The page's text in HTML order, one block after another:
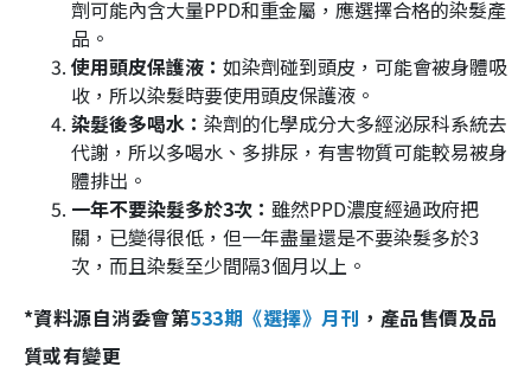
劑可能內含大量PPD和重金屬，應選擇合格的染髮產
品。
使用頭皮保護液： 如染劑碰到頭皮，可能會被身體吸
收，所以染髮時要使用頭皮保護液。
染髮後多喝水： 染劑的化學成分大多經泌尿科系統去
代謝，所以多喝水、多排尿，有害物質可能較易被身
體排出。
一年不要染髮多於3次： 雖然PPD濃度經過政府把
關，已變得很低，但一年盡量還是不要染髮多於3
次，而且染髮至少間隔3個月以上。
*資料源自消委會第533期《選擇》月刊 ，產品售價及品
質或有變更